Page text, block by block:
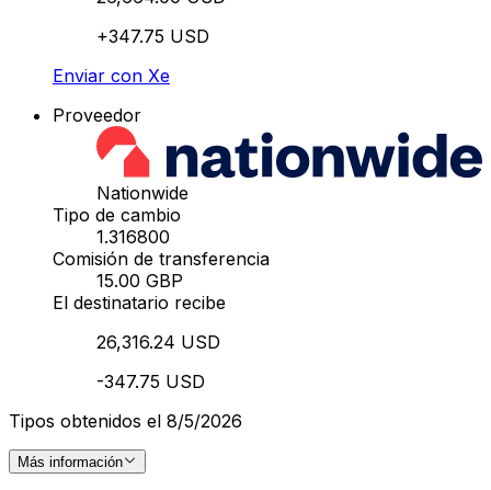
+347.75 USD
Enviar con Xe
Proveedor
Nationwide
Tipo de cambio
1.316800
Comisión de transferencia
15.00 GBP
El destinatario recibe
26,316.24 USD
-347.75 USD
Tipos obtenidos el 8/5/2026
Más información